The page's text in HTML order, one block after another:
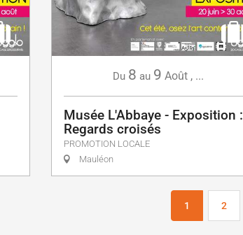
Du 8 au 9 Août , ...
Musée L'Abbaye - Exposition :
Regards croisés
PROMOTION LOCALE
Mauléon
1 2